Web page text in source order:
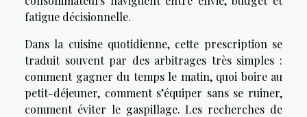
fatigue décisionnelle.
Dans la cuisine quotidienne, cette prescription se
traduit souvent par des arbitrages très simples :
comment gagner du temps le matin, quoi boire au
petit-déjeuner, comment s’équiper sans se ruiner,
comment éviter le gaspillage. Les recherches de